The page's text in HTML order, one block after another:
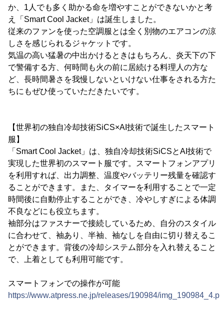
か、1人でも多く助かる命を増やすことができないかと考
え「Smart Cool Jacket」は誕生しました。
従来のファンを使った空調服とは全く別物のエアコンの涼
しさを感じられるジャケットです。
気温の高い猛暑の中出かけるときはもちろん、炎天下の下
で警備する方、何時間も火の前に居続ける料理人の方な
ど、長時間暑さを我慢しないといけない仕事をされる方た
ちにもぜひ使っていただきたいです。
【世界初の独自冷却技術SiCS×AI技術で誕生したスマート
服】
「Smart Cool Jacket」は、独自冷却技術SiCSとAI技術で
実現した世界初のスマート服です。スマートフォンアプリ
を利用すれば、出力調整、温度やバッテリー残量を確認す
ることができます。また、タイマーを利用することで一定
時間後に自動停止することができ、冷やしすぎによる体調
不良などにも役立ちます。
袖部分はファスナーで接続しているため、自分のスタイル
に合わせて、袖あり、半袖、袖なしを自由に切り替えるこ
とができます。背後の冷却システム部分を入れ替えること
で、上着としても利用可能です。
スマートフォンでの操作が可能
https://www.atpress.ne.jp/releases/190984/